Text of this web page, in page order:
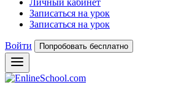
Личный кабинет
Записаться на урок
Записаться на урок
Войти Попробовать бесплатно